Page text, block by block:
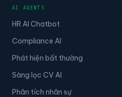
AI AGENTS
HR AI Chatbot
Compliance AI
Phát hiện bất thường
Sàng lọc CV AI
Phân tích nhân sự